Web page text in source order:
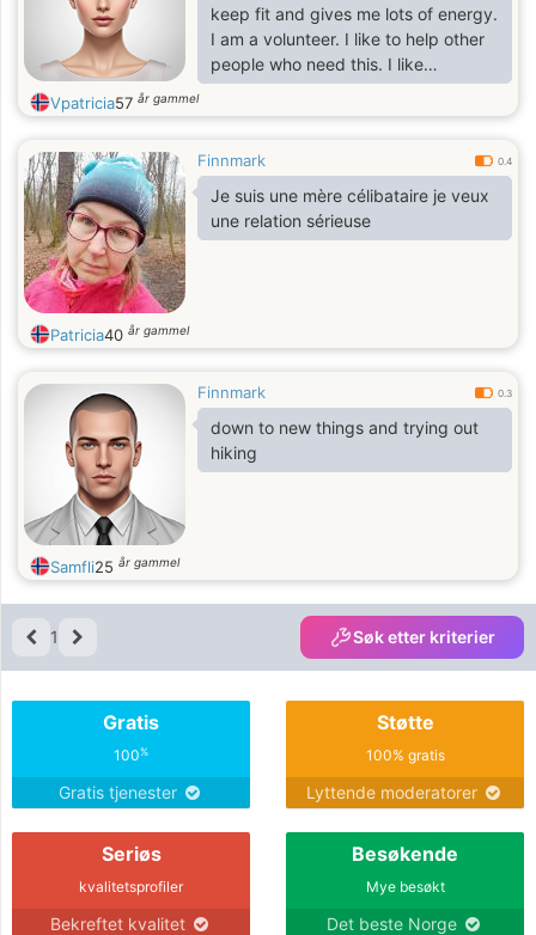
keep fit and gives me lots of energy.
I am a volunteer. I like to help other
people who need this. I like
traveling. I want to visit lots of
countries. I'm a tender and
woman's happiness. I have lots of
dreams and I want to share and
make them true with my man.
Vpatricia57 år gammel
Finnmark 0.4
Je suis une mère célibataire je veux
une relation sérieuse
Patricia40 år gammel
Finnmark 0.3
down to new things and trying out
hiking
Samfli25 år gammel
1 Søk etter kriterier
Gratis
100%
Gratis tjenester
Støtte
100% gratis
Lyttende moderatorer
Seriøs
kvalitetsprofiler
Bekreftet kvalitet
Besøkende
Mye besøkt
Det beste Norge